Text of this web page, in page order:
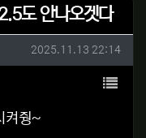
도 안나오겟다
작성일
2025.11.13 22:14
목록
켜줭~